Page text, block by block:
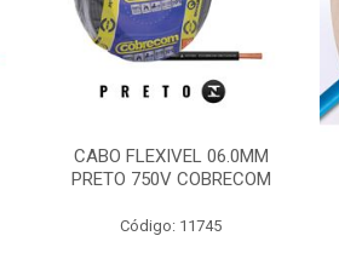
CABO FLEXIVEL 06.0MM
PRETO 750V COBRECOM
Código: 11745